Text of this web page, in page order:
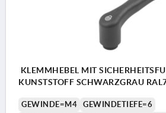
KLEMMHEBEL MIT
KUNSTSTOFF SCHWARZGRAU
GEWINDE=M4
GEWINDETIEFE=6